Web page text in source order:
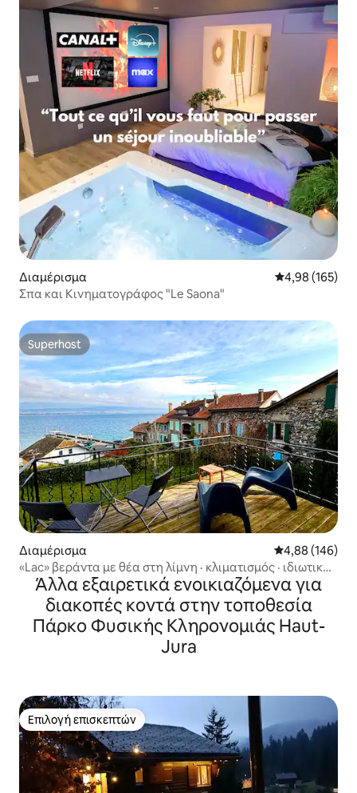
Διαμέρισμα Μέση
4,98 (165)
Σπα και Κινηματογράφος "Le Saona"
Superhost
Superhost
Διαμέρισμα Μέση
4,88 (146)
«Lac» βεράντα με θέα στη λίμνη · κλιματισμός · ιδιωτικός
χώρος στάθμευσης
Άλλα εξαιρετικά ενοικιαζόμενα για
διακοπές κοντά στην τοποθεσία
Πάρκο Φυσικής Κληρονομιάς Haut-
Jura
Επιλογή επισκεπτών
Επιλογή επισκεπτών